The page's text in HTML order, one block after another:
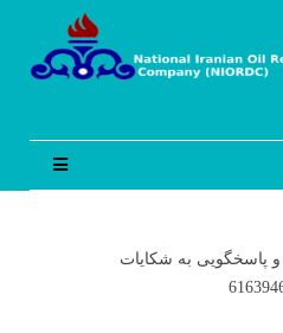
پاسخگویی به شکایات